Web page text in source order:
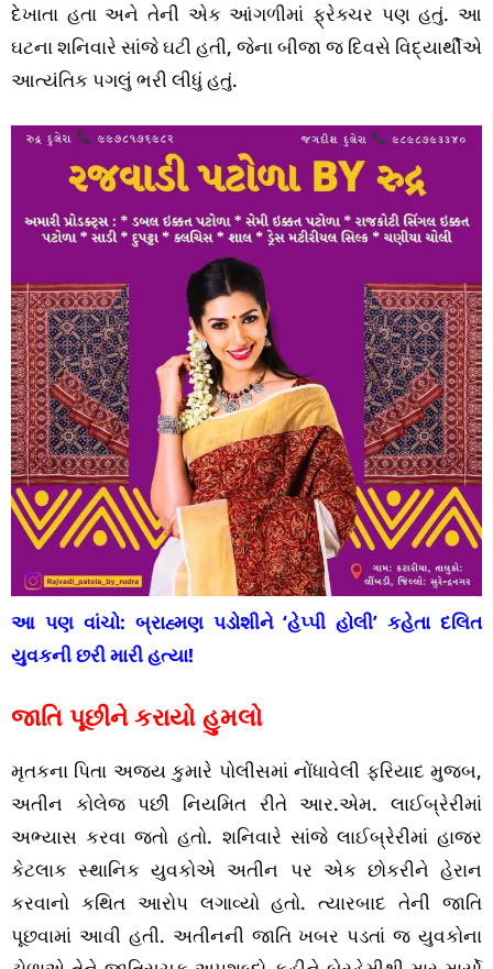
દેખાતા હતા અને તેની એક આંગળીમાં ફ્રેક્ચર પણ હતું. આ
ઘટના શનિવારે સાંજે ઘટી હતી, જેના બીજા જ દિવસે વિદ્યાર્થીએ
આત્યંતિક પગલું ભરી લીધું હતું.
આ પણ વાંચો: બ્રાહ્મણ પડોશીને ‘હેપ્પી હોલી’ કહેતા દલિત
યુવકની છરી મારી હત્યા!
જાતિ પૂછીને કરાયો હુમલો
મૃતકના પિતા અજય કુમારે પોલીસમાં નોંધાવેલી ફરિયાદ મુજબ,
અતીન કોલેજ પછી નિયમિત રીતે આર.એમ. લાઈબ્રેરીમાં
અભ્યાસ કરવા જતો હતો. શનિવારે સાંજે લાઈબ્રેરીમાં હાજર
કેટલાક સ્થાનિક યુવકોએ અતીન પર એક છોકરીને હેરાન
કરવાનો કથિત આરોપ લગાવ્યો હતો. ત્યારબાદ તેની જાતિ
પૂછવામાં આવી હતી. અતીનની જાતિ ખબર પડતાં જ યુવકોના